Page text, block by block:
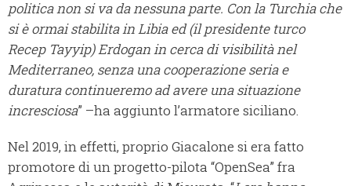
politica non si va da nessuna parte. Con la Turchia che
si è ormai stabilita in Libia ed (il presidente turco
Recep Tayyip) Erdogan in cerca di visibilità nel
Mediterraneo, senza una cooperazione seria e
duratura continueremo ad avere una situazione
incresciosa” –ha aggiunto l’armatore siciliano.
Nel 2019, in effetti, proprio Giacalone si era fatto
promotore di un progetto-pilota “OpenSea” fra